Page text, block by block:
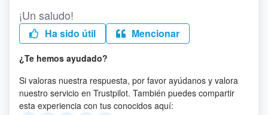
¡Un saludo!
Ha sido útil Mencionar
¿Te hemos ayudado?
Si valoras nuestra respuesta, por favor ayúdanos y valora
nuestro servicio en Trustpilot. También puedes compartir
esta experiencia con tus conocidos aquí: